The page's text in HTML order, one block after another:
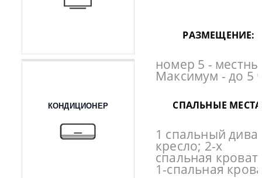
КОНДИЦИОНЕР
РАЗМЕЩЕНИЕ:
номер 5 -
Максимум - до 5
СПАЛЬНЫЕ
1 спальный
кресло; 2-х
спальная
1-спальная